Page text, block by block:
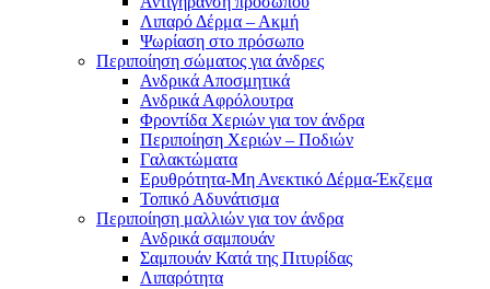
Λιπαρό Δέρμα – Ακμή
Ψωρίαση στο πρόσωπο
Περιποίηση σώματος για άνδρες
Ανδρικά Αποσμητικά
Ανδρικά Αφρόλουτρα
Φροντίδα Χεριών για τον άνδρα
Περιποίηση Χεριών – Ποδιών
Γαλακτώματα
Ερυθρότητα-Μη Ανεκτικό Δέρμα-Έκζεμα
Τοπικό Αδυνάτισμα
Περιποίηση μαλλιών για τον άνδρα
Ανδρικά σαμπουάν
Σαμπουάν Κατά της Πιτυρίδας
Λιπαρότητα